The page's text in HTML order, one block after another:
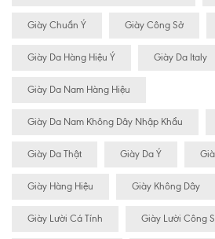
Giày Chuẩn Ý Giày Công Sở
Giày Da Hàng Hiệu Ý Giày Da Italy
Giày Da Nam Hàng Hiệu
Giày Da Nam Không Dây Nhập Khẩu
Giày Da Thật Giày Da Ý
Giày Hàng Hiệu Giày Không Dây
Giày Lười Cá Tính Giày Lười Công